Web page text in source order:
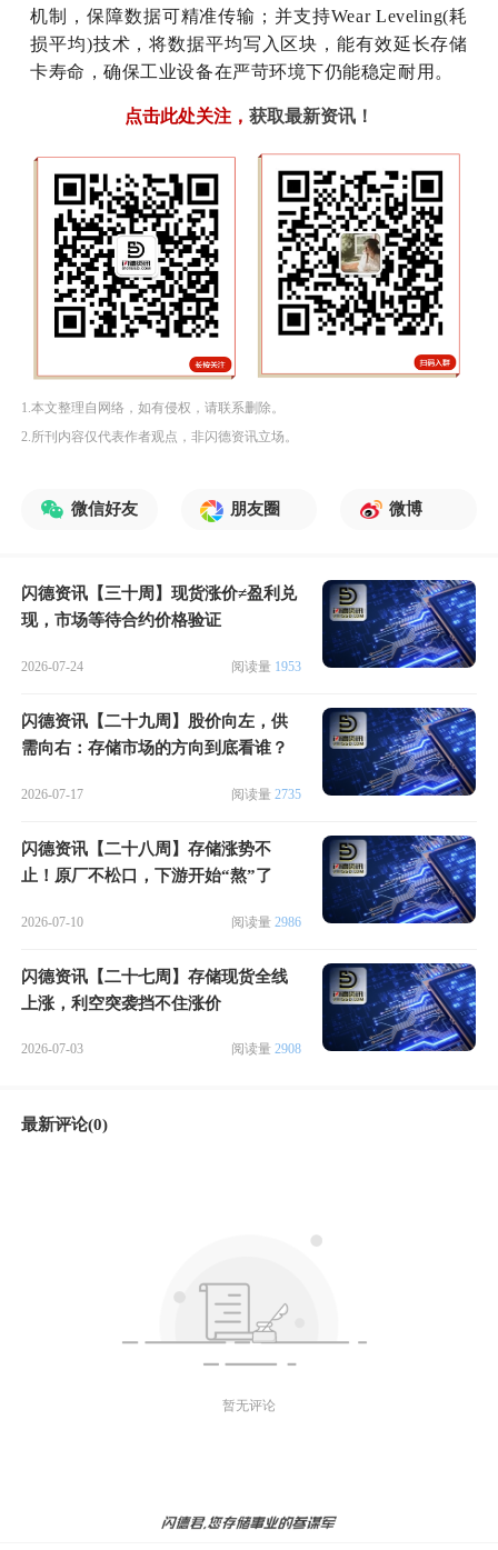
机制，保障数据可精准传输；并支持Wear Leveling(耗
损平均)技术，将数据平均写入区块，能有效延长存储
卡寿命，确保工业设备在严苛环境下仍能稳定耐用。
点击此处关注， 获取最新资讯！
1.本文整理自网络，如有侵权，请联系删除。
2.所刊内容仅代表作者观点，非闪德资讯立场。
微信好友 朋友圈 微博
闪德资讯【三十周】现货涨价≠盈利兑
现，市场等待合约价格验证
2026-07-24 阅读量 1953
闪德资讯【二十九周】股价向左，供
需向右：存储市场的方向到底看谁？
2026-07-17 阅读量 2735
闪德资讯【二十八周】存储涨势不
止！原厂不松口，下游开始“熬”了
2026-07-10 阅读量 2986
闪德资讯【二十七周】存储现货全线
上涨，利空突袭挡不住涨价
2026-07-03 阅读量 2908
最新评论(0)
暂无评论